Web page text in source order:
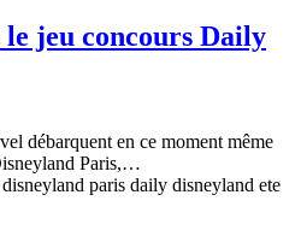
jeu concours Daily
débarquent en ce moment même
Paris,…